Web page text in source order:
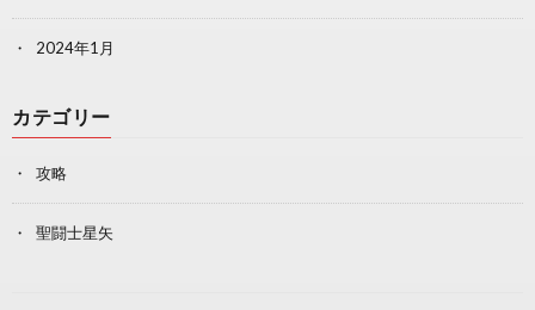
2024年1月
カテゴリー
攻略
聖闘士星矢